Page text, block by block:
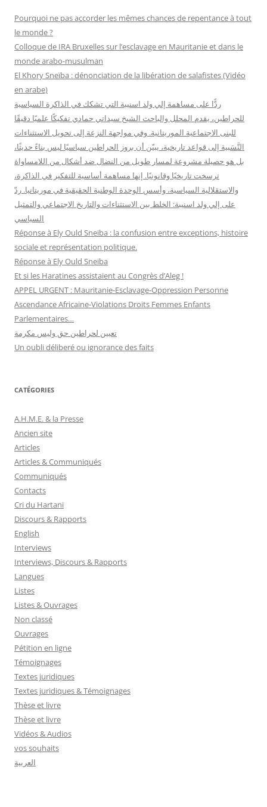
r
c
h
r
Pourquoi ne pas accorder les mêmes chances de repentance à tout
le monde ?
Colloque de IRA Bruxelles sur l’esclavage en Mauritanie et dans le
monde arabo-musulman
El Khory Sneïba : dénonciation de la libération de salafistes (Vidéo
en arabe)
ردًّا على مساهمة إلي ولد اسنيبة التي تشكك في الذاكرة السياسية
للحراطين، يقدم المحلل والباحث الشيخ سيداتي حمادي تفكيكًا علميًا دقيقًا
للبنى الاجتماعية الموريتانية. وفي مواجهة النزعة إلى تحويل الاستثناءات
النَّسَبية إلى قواعد تاريخية، يبيّن أن بروز الحراطين سياسيًا ليس بناءً حديثًا،
بل هو حصيلة مشروعة لمسار طويل من النضال ضد أشكال من اللامساواة
ترسخت تاريخيًا وقانونيًا. إنها مساهمة أساسية للتفكير في الذاكرة،
والاستقلالية السياسية، وأسس الوحدة الوطنية الحقيقية في موريتانيا. ردّ
على إلي ولد اسنيبة: الخلط بين الاستثناءات والتاريخ الاجتماعي والتمثيل
السياسي
Réponse à Ely Ould Sneiba : la confusion entre exceptions, histoire
sociale et représentation politique.
Réponse à Ely Ould Sneiba
Et si les Haratines assistaient au Congrès d’Aleg !
APPEL URGENT : Mauritanie-Esclavage-Oppression Personne
Ascendance Africaine-Violations Droits Femmes Enfants
Parlementaires…
تعيين لحراطين حق وليس مكرمة
Un oubli déliberé ou ignorance des faits
CATÉGORIES
A.H.M.E. & la Presse
Ancien site
Articles
Articles & Communiqués
Communiqués
Contacts
Cri du Hartani
Discours & Rapports
English
Interviews
Interviews, Discours & Rapports
Langues
Listes
Listes & Ouvrages
Non classé
Ouvrages
Pétition en ligne
Témoignages
Textes juridiques
Textes juridiques & Témoignages
Thèse et livre
Thèse et livre
Vidéos & Audios
vos souhaits
العربية